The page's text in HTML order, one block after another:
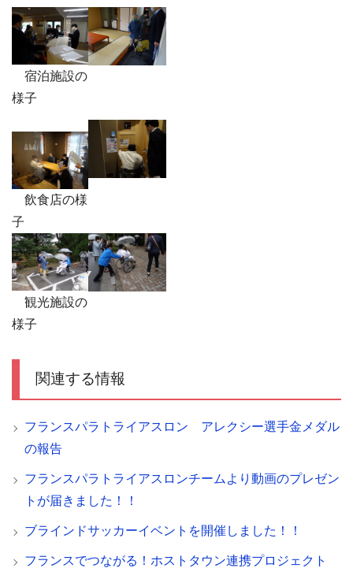
宿泊施設の
様子
飲食店の様
子
観光施設の
様子
関連する情報
フランスパラトライアスロン アレクシー選手金メダル
の報告
フランスパラトライアスロンチームより動画のプレゼン
トが届きました！！
ブラインドサッカーイベントを開催しました！！
フランスでつながる！ホストタウン連携プロジェクト